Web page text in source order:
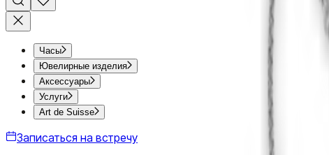
Часы
Ювелирные изделия
Аксессуары
Услуги
Art de Suisse
Записаться на встречу